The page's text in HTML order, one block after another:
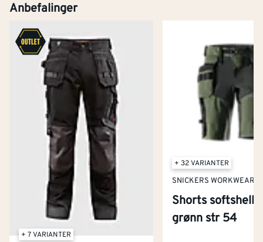
Anbefalinger
+ 7 VARIANTER
+ 32 VARIANTER
SNICKERS WORKWEAR
Shorts softshell
grønn str 54